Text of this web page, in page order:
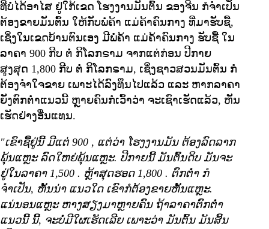
ທີ່ບໍ່ໄດ້ອາໄສ ຢູ່ໃກ້ເຂດ ໂຮງງານມັນຕົ້ນ ຂອງຈີນ ກໍຈຳເປັນ
ຕ້ອງຂາຍມັນຕົ້ນ ໃຫ້ກັບພໍ່ຄ້າ ແມ່ຄ້າຄົນກາງ ທີ່ມາຮັບຊື້,
ເຊິ່ງໃນເຂດບ້ານຕົນເອງ ມີພໍ່ຄ້າ ແມ່ຄ້າຄົນກາງ ຮັບຊື້ ໃນ
ລາຄາ 900 ກີບ ຕໍ່ ກິໂລກຣາມ ຈາກແຕ່ກ່ອນ ປີກາຍ
ສູງສຸດ 1,800 ກີບ ຕໍ່ ກິໂລກຣາມ, ເຊິ່ງຊາວສວນມັນຕົ້ນ ກໍ
ຕ້ອງຈຳໃຈຂາຍ ເພາະໄດ້ລົງທຶນໄປແລ້ວ ແລະ ຫາກລາຄາ
ຍັງຕົກຕ່ຳແນວນີ້ ຫຼາຍຄົນກໍເວົ້າວ່າ ຈະເຊົາເຮັດແລ້ວ, ຫັນ
ເຮັດຢ່າງອື່ນແທນ.
"ເຂົາຊື້ຢູ່ນີ້ ມີແຕ່ 900 , ແຕ່ວ່າ ໂຮງງານມັນ ຕ້ອງລົດລາກ
ພຸ້ນແຫຼະ ລົດໃຫຍ່ພຸ້ນແຫຼະ. ປີກາຍນີ້ ມັນຕົ້ນດິບ ມັນຈະ
ຢູ່ໃນລາຄາ 1,500 . ຫຼ້າສຸດຮອດ 1,800 . ຕົກຕ່ຳ ກໍ
ຈຳເປັນ, ຫັ້ນນ່າ ແນວໃດ ເຂົາກໍຕ້ອງຂາຍຫັ້ນແຫຼະ.
ແນ່ນອນແຫຼະ ຫາງສຽງມາຫຼາຍຄົນ ຖ້າລາຄາຕົກຕ່ຳ
ແນວນີ້ ນີ້, ຈະບໍ່ມີໃຜເຮັດເລີຍ ເພາະວ່າ ມັນຕົ້ນ ມັນສິ້ນ